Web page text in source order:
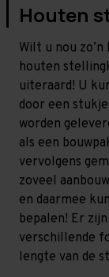
Houten
Wilt u nou
houten
uiteraard! U
door een
worden
als een
vervolgens
zoveel
en daarmee
bepalen! Er
verschillende
lengte van de